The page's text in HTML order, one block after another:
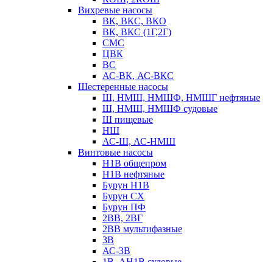
Вихревые насосы
ВК, ВКС, ВКО
ВК, ВКС (1Г,2Г)
СМС
ЦВК
ВС
АС-ВК, АС-ВКС
Шестеренные насосы
Ш, НМШ, НМШФ, НМШГ нефтяные
Ш, НМШ, НМШФ судовые
Ш пищевые
НШ
АС-Ш, АС-НМШ
Винтовые насосы
Н1В общепром
Н1В нефтяные
Бурун Н1В
Бурун СХ
Бурун ПФ
2ВВ, 2ВГ
2ВВ мультифазные
3В
АС-3В